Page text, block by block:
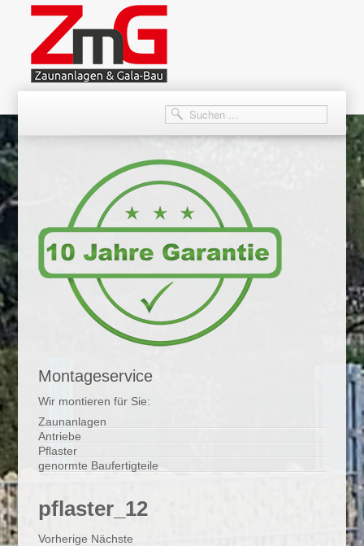
Montageservice
Wir montieren für Sie:
Zaunanlagen
Antriebe
Pflaster
genormte Baufertigteile
pflaster_12
Vorherige Nächste